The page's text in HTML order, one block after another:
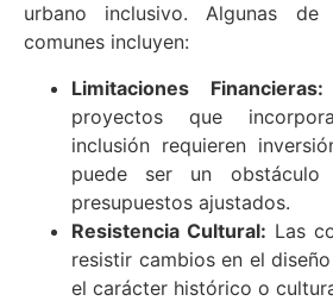
urbano inclusivo. Algunas
comunes incluyen:
Limitaciones Financieras:
proyectos que
inclusión requieren
puede ser un
presupuestos ajustados.
Resistencia Cultural: Las
resistir cambios en el
el carácter histórico o